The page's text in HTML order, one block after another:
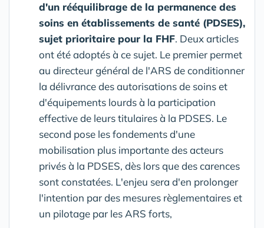
d'un rééquilibrage de la permanence des
soins en établissements de santé (PDSES),
sujet prioritaire pour la FHF. Deux articles
ont été adoptés à ce sujet. Le premier permet
au directeur général de l'ARS de conditionner
la délivrance des autorisations de soins et
d'équipements lourds à la participation
effective de leurs titulaires à la PDSES. Le
second pose les fondements d'une
mobilisation plus importante des acteurs
privés à la PDSES, dès lors que des carences
sont constatées. L'enjeu sera d'en prolonger
l'intention par des mesures règlementaires et
un pilotage par les ARS forts,